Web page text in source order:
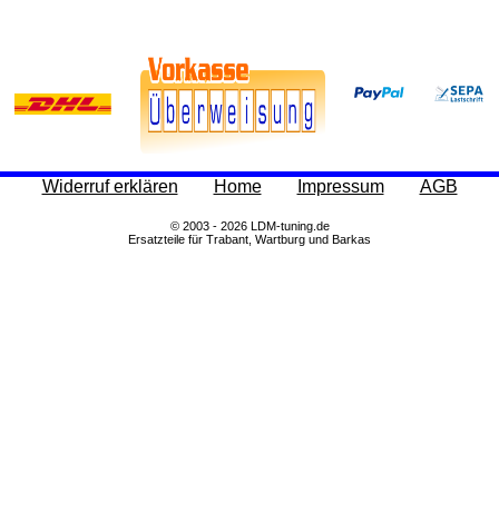
Widerruf erklären Home Impressum AGB
© 2003 - 2026 LDM-tuning.de
Ersatzteile für Trabant, Wartburg und Barkas